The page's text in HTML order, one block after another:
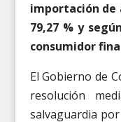
importación de
79,27 % y
consumidor
El Gobierno de
resolución
salvaguardia